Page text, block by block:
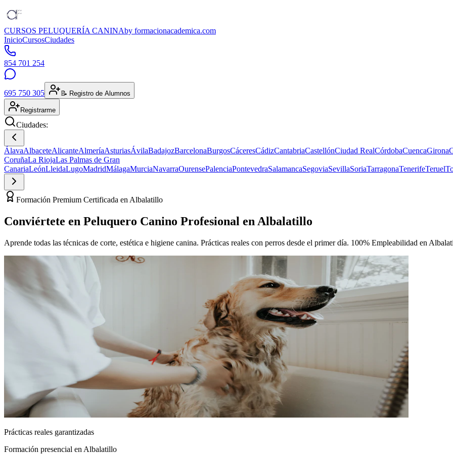
CURSOS PELUQUERÍA CANINAby formacionacademica.com
InicioCursosCiudades
854 701 254
695 750 305 📝 Registro de Alumnos
Registrarme
Ciudades:
ÁlavaAlbaceteAlicanteAlmeríaAsturiasÁvilaBadajozBarcelonaBurgosCáceresCádizCantabriaCastellónCiudad RealCórdobaCuencaGirona
CoruñaLa RiojaLas Palmas de Gran
CanariaLeónLleidaLugoMadridMálagaMurciaNavarraOurensePalenciaPontevedraSalamancaSegoviaSevillaSoriaTarragonaTenerifeTeruel
Formación Premium Certificada en Albalatillo
Conviértete en Peluquero Canino Profesional en Albalatillo
Aprende todas las técnicas de corte, estética e higiene canina. Prácticas reales con perros desde el primer día. 100% Empleabilidad en
Prácticas reales garantizadas
Formación presencial en Albalatillo